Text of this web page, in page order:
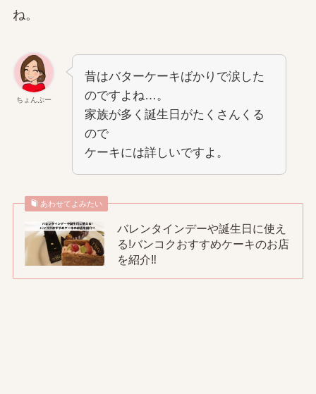
ね。
ちょんぷー
昔はバターケーキばかりで涙した
のですよね…。
家族が多く誕生日がたくさんくる
ので
ケーキには詳しいですよ。
あわせてよみたい
バレンタインデーや誕生日に使え
る!バンコクおすすめケーキのお店
を紹介‼